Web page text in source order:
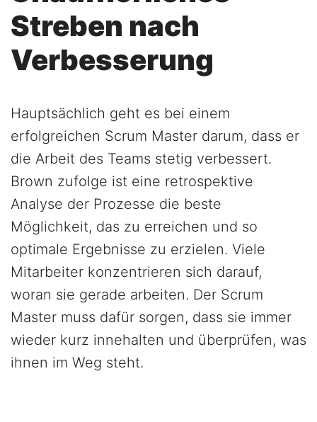
Streben nach
Verbesserung
Hauptsächlich geht es bei einem
erfolgreichen Scrum Master darum, dass er
die Arbeit des Teams stetig verbessert.
Brown zufolge ist eine retrospektive
Analyse der Prozesse die beste
Möglichkeit, das zu erreichen und so
optimale Ergebnisse zu erzielen. Viele
Mitarbeiter konzentrieren sich darauf,
woran sie gerade arbeiten. Der Scrum
Master muss dafür sorgen, dass sie immer
wieder kurz innehalten und überprüfen, was
ihnen im Weg steht.